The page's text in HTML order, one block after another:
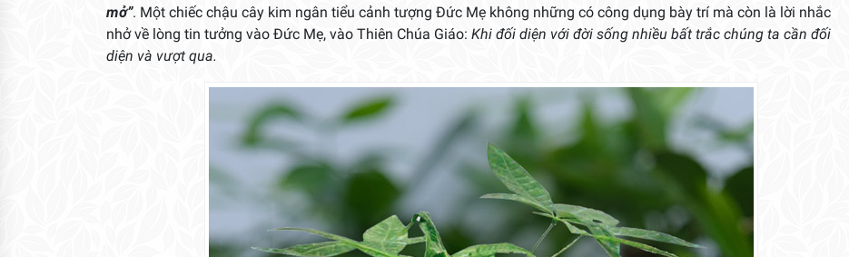
mở”. Một chiếc chậu cây kim ngân tiểu cảnh tượng Đức Mẹ không những có công dụng bày trí mà còn là lời nhắc
nhở về lòng tin tưởng vào Đức Mẹ, vào Thiên Chúa Giáo: Khi đối diện với đời sống nhiều bất trắc chúng ta cần đối
diện và vượt qua.